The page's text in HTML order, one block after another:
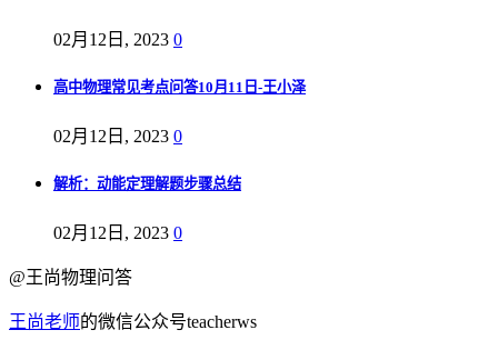
02月12日, 2023 0
高中物理常见考点问答10月11日-王小泽
02月12日, 2023 0
解析：动能定理解题步骤总结
02月12日, 2023 0
@王尚物理问答
王尚老师的微信公众号teacherws